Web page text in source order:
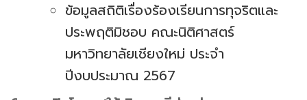
ข้อมูลสถิติเรื่องร้องเรียนการทุจริตและ
ประพฤติมิชอบ คณะนิติศาสตร์
มหาวิทยาลัยเชียงใหม่ ประจำ
ปีงบประมาณ 2567